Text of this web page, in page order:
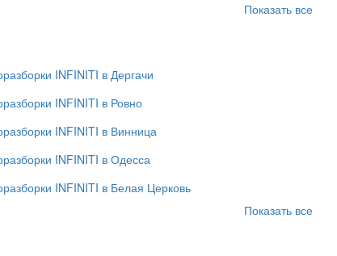
Показать все
INFINITI в Дергачи
INFINITI в Ровно
INFINITI в Винница
INFINITI в Одесса
INFINITI в Белая Церковь
Показать все